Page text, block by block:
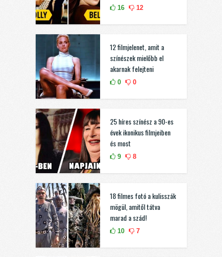
16 12
12 filmjelenet, amit a
színészek mielőbb el
akarnak felejteni
0 0
25 híres színész a 90-es
évek ikonikus filmjeiben
és most
9 8
18 filmes fotó a kulisszák
mögül, amitől tátva
marad a szád!
10 7